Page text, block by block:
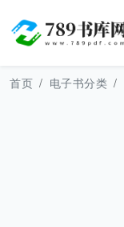
首页 电子书分类